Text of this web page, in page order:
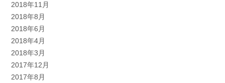
2018年11月
2018年8月
2018年6月
2018年4月
2018年3月
2017年12月
2017年8月